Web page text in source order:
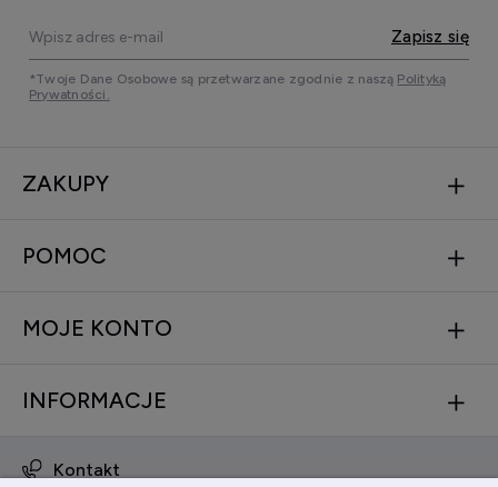
Zapisz się
*Twoje Dane Osobowe są przetwarzane zgodnie z naszą Polityką
Prywatności.
ZAKUPY
POMOC
MOJE KONTO
INFORMACJE
Kontakt